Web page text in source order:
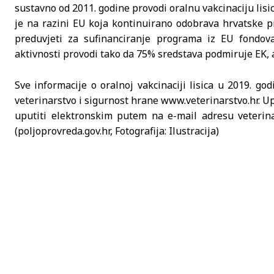
sustavno od 2011. godine provodi oralnu vakcinaciju
je na razini EU koja kontinuirano odobrava hrvatske
preduvjeti za sufinanciranje programa iz EU
aktivnosti provodi tako da 75% sredstava podmiruje
Sve informacije o oralnoj vakcinaciji lisica u 2019.
veterinarstvo i sigurnost hrane www.veterinarstvo.hr.
uputiti elektronskim putem na e-mail adresu
(poljoprovreda.gov.hr, Fotografija: Ilustracija)